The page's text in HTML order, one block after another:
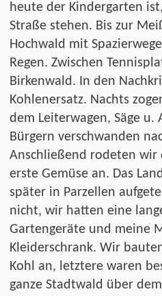
heute der Kindergarten
Straße stehen. Bis zur
Hochwald mit
Regen. Zwischen
Birkenwald. In den
Kohlenersatz. Nachts
dem Leiterwagen, Säge
Bürgern verschwanden
Anschließend rodeten wir
erste Gemüse an. Das
später in Parzellen
nicht, wir hatten eine
Gartengeräte und meine
Kleiderschrank. Wir
Kohl an, letztere waren
ganze Stadtwald über